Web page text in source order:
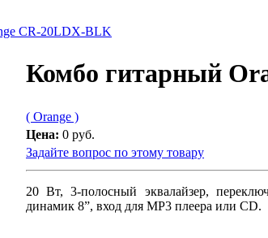
CR-20LDX-BLK
Комбо гитарный
( Orange )
Цена: 0 руб.
Задайте вопрос по этому товару
20 Вт, 3-полосный эквалайзер,
динамик 8”, вход для MP3 плеера или CD.